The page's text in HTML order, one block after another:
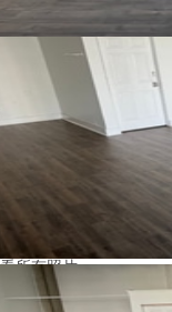
看所有照片